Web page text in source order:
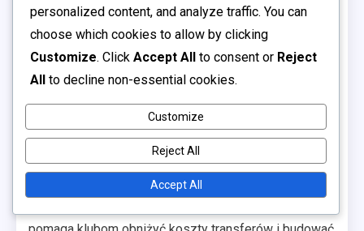
sportowców w akademiach na całym świecie.
Wpływ akademii
młodzieżowych na
profesjonalne ligi piłkarskie
Akademie młodzieżowe mają głęboki wpływ na
profesjonalne ligi piłkarskie, dostarczając stały
personalized content, and analyze traffic. You can
choose which cookies to allow by clicking
Customize. Click Accept All to consent or Reject
All to decline non-essential cookies.
Customize
Reject All
Accept All